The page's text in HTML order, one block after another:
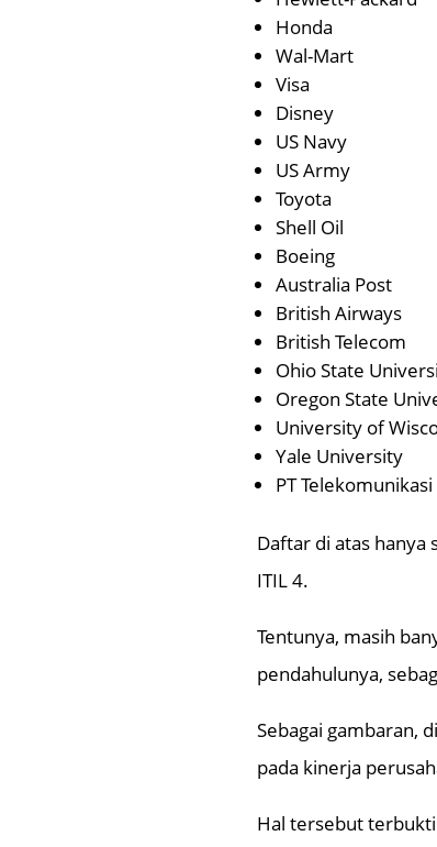
Honda
Wal-Mart
Visa
Disney
US Navy
US Army
Toyota
Shell Oil
Boeing
Australia Post
British Airways
British Telecom
Ohio State
Oregon State
University of
Yale University
PT
Daftar di atas hanya
ITIL 4.
Tentunya, masih
pendahulunya,
Sebagai gambaran,
pada kinerja
Hal tersebut